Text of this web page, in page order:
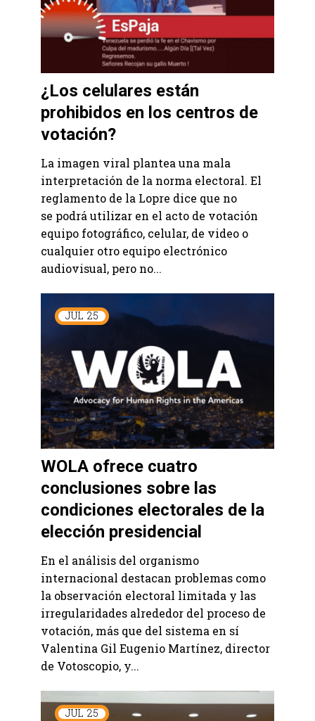
¿Los celulares están
prohibidos en los centros de
votación?
La imagen viral plantea una mala
interpretación de la norma electoral. El
reglamento de la Lopre dice que no
se podrá utilizar en el acto de votación
equipo fotográfico, celular, de video o
cualquier otro equipo electrónico
audiovisual, pero no...
JUL 25
WOLA ofrece cuatro
conclusiones sobre las
condiciones electorales de la
elección presidencial
En el análisis del organismo
internacional destacan problemas como
la observación electoral limitada y las
irregularidades alrededor del proceso de
votación, más que del sistema en sí
Valentina Gil Eugenio Martínez, director
de Votoscopio, y...
JUL 25